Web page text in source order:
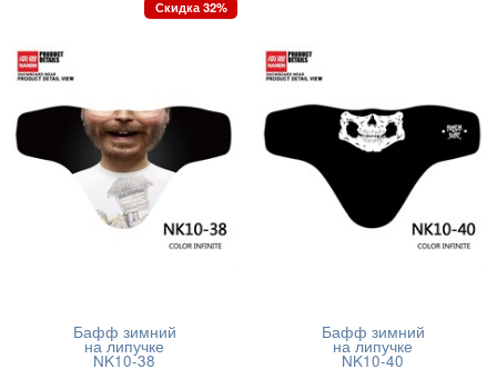
Бафф зимний
на липучке
NK10-38
Скидка 32%
Бафф зимний
на липучке
NK10-40